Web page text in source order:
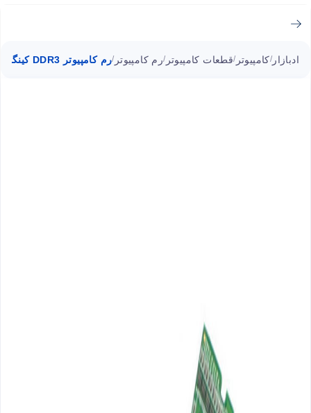
ادبازار /کامپیوتر /قطعات کامپیوتر /رم کامپیوتر /رم کامپیوتر DDR3 کینگمکس تک کاناله 8GB فرکانس 1600MHz